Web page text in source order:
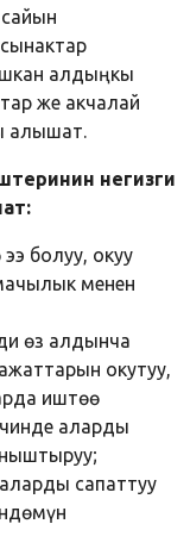
алдыңкы
же акчалай
алышат.
негизги
болуу, окуу
менен
өз алдынча
окутуу,
иштөө
аларды
сапаттуу